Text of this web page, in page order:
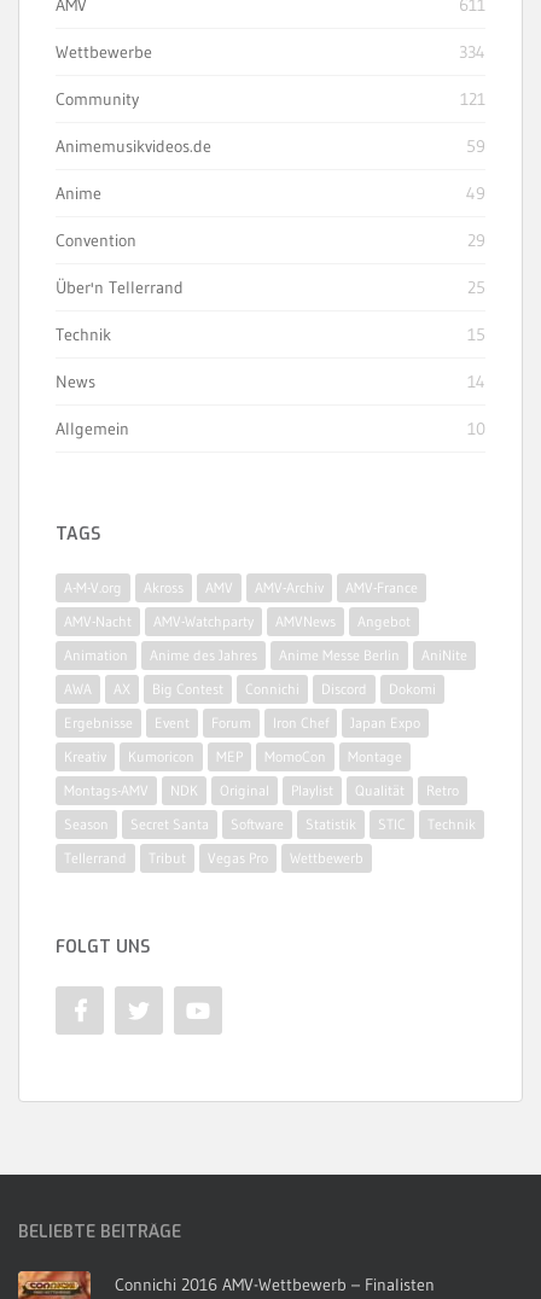
AMV 611
Wettbewerbe 334
Community 121
Animemusikvideos.de 59
Anime 49
Convention 29
Über'n Tellerrand 25
Technik 15
News 14
Allgemein 10
TAGS
A-M-V.org Akross AMV AMV-Archiv
AMV-France
AMV-Nacht
AMV-Watchparty AMVNews
Angebot
Animation
Anime des Jahres Anime Messe Berlin
AniNite
AWA
AX Big Contest Connichi Discord
Dokomi
Ergebnisse
Event Forum Iron Chef
Japan Expo
Kreativ
Kumoricon MEP MomoCon
Montage
Montags-AMV
NDK Original Playlist Qualität
Retro
Season
Secret Santa Software Statistik STIC
Technik
Tellerrand
Tribut Vegas Pro Wettbewerb
FOLGT UNS
BELIEBTE BEITRÄGE
Connichi 2016 AMV-Wettbewerb – Finalisten